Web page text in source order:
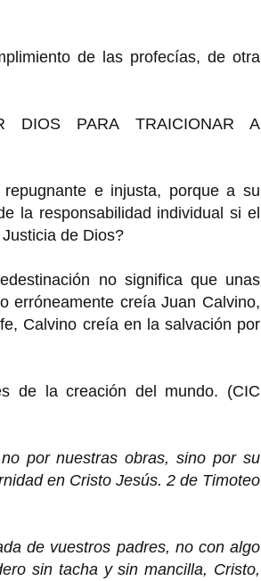
de las profecías, de otra
DIOS PARA TRAICIONAR A
e injusta, porque a su
la responsabilidad individual si el
de Dios?
no significa que unas
erróneamente creía Juan Calvino,
Calvino creía en la salvación por
de la creación del mundo. (CIC
por nuestras obras, sino por su
en Cristo Jesús. 2 de Timoteo
de vuestros padres, no con algo
sin tacha y sin mancilla, Cristo,